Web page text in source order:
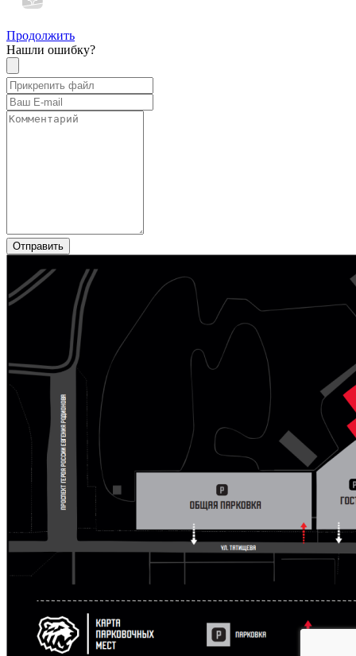
Продолжить
Нашли ошибку?